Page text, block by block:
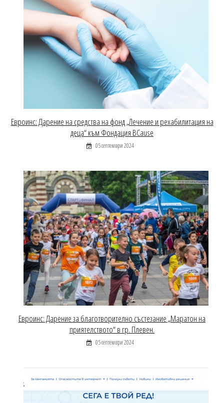
Евроинс: Дарение на средства на фонд „Лечение и рехабилитация на
деца“ към Фондация BCause
05 септември 2024
Евроинс: Дарение за благотворително състезание „Маратон на
приятелството“ в гр. Плевен.
05 септември 2024